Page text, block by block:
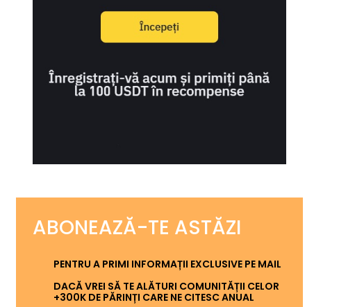
ABONEAZĂ-TE ASTĂZI
PENTRU A PRIMI INFORMAȚII EXCLUSIVE PE MAIL
DACĂ VREI SĂ TE ALĂTURI COMUNITĂȚII CELOR
+300K DE PĂRINȚI CARE NE CITESC ANUAL